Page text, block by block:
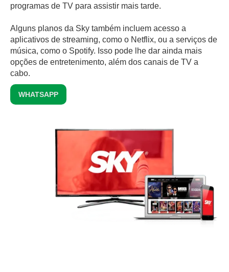
programas de TV para assistir mais tarde.
Alguns planos da Sky também incluem acesso a
aplicativos de streaming, como o Netflix, ou a serviços de
música, como o Spotify. Isso pode lhe dar ainda mais
opções de entretenimento, além dos canais de TV a
cabo.
WHATSAPP